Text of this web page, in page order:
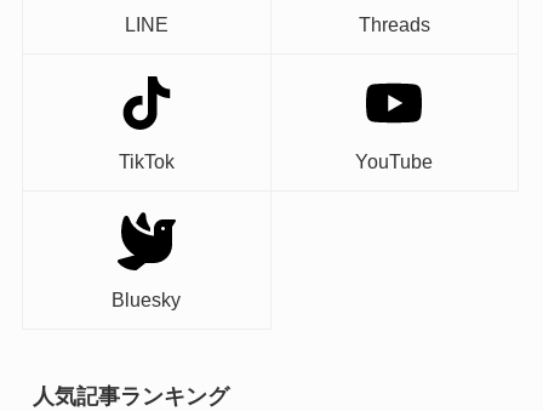
LINE Threads
TikTok YouTube
Bluesky
人気記事ランキング